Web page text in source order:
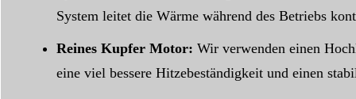
System leitet die Wärme während des Betriebs
Reines Kupfer Motor: Wir verwenden einen
eine viel bessere Hitzebeständigkeit und einen